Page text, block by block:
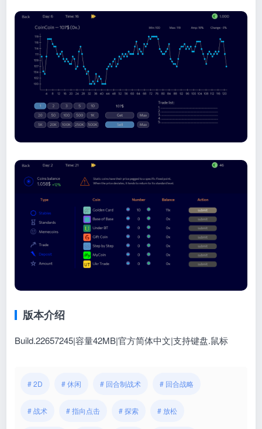
版本介绍
Build.22657245|容量42MB|官方简体中文|支持键盘.鼠标
# 2D # 休闲 # 回合制战术 # 回合战略
# 战术 # 指向点击 # 探索 # 放松